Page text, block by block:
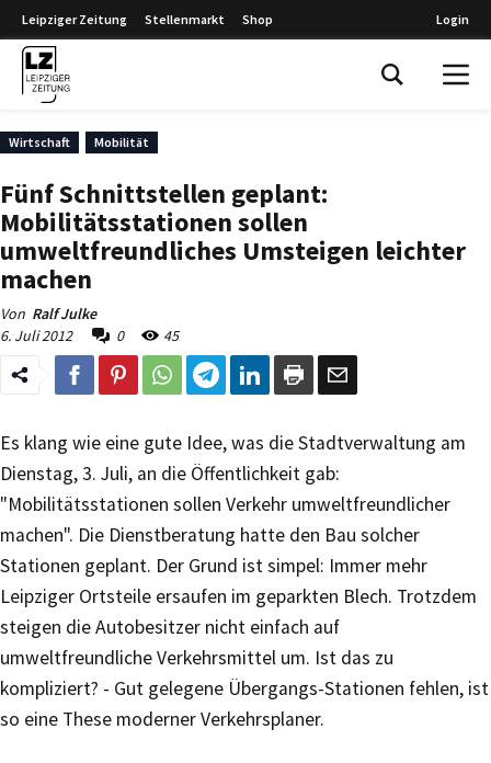
Leipziger Zeitung Stellenmarkt Shop Login
Wirtschaft Mobilität
Fünf Schnittstellen geplant:
Mobilitätsstationen sollen
umweltfreundliches Umsteigen leichter
machen
Von Ralf Julke
6. Juli 2012
0 45
Es klang wie eine gute Idee, was die Stadtverwaltung am
Dienstag, 3. Juli, an die Öffentlichkeit gab:
"Mobilitätsstationen sollen Verkehr umweltfreundlicher
machen". Die Dienstberatung hatte den Bau solcher
Stationen geplant. Der Grund ist simpel: Immer mehr
Leipziger Ortsteile ersaufen im geparkten Blech. Trotzdem
steigen die Autobesitzer nicht einfach auf
umweltfreundliche Verkehrsmittel um. Ist das zu
kompliziert? - Gut gelegene Übergangs-Stationen fehlen, ist
so eine These moderner Verkehrsplaner.